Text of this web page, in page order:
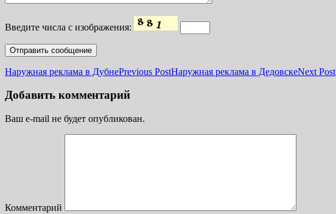
Введите числа с изображения:
Наружная реклама в ДубнеPrevious PostНаружная реклама в ДедовскеNext Post
Добавить комментарий
Ваш e-mail не будет опубликован.
Комментарий